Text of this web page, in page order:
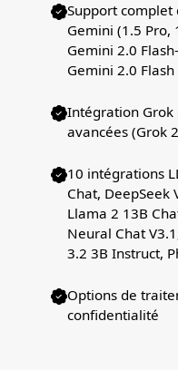
Support complet
Gemini (1.5 Pro,
Gemini 2.0
Gemini 2.0
Intégration Grok
avancées (Grok
10 intégrations
Chat, DeepSeek
Llama 2 13B
Neural Chat
3.2 3B Instruct,
Options de
confidentialité